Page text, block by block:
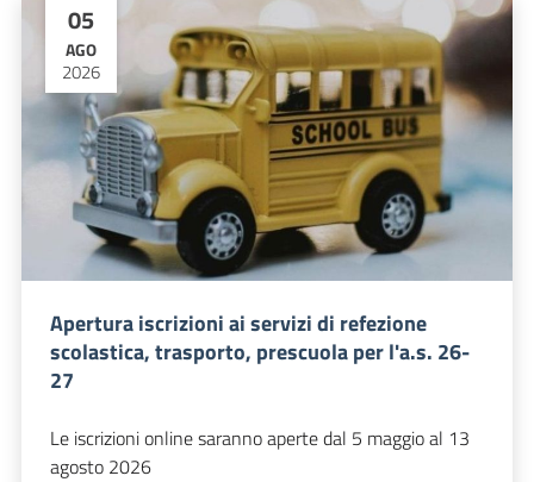
05
AGO
2026
Apertura iscrizioni ai servizi di refezione
scolastica, trasporto, prescuola per l'a.s. 26-
27
Le iscrizioni online saranno aperte dal 5 maggio al 13
agosto 2026